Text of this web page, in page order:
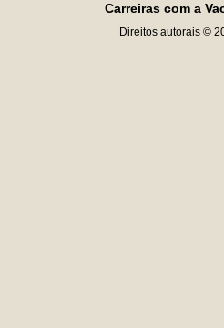
Carreiras com a
Direitos autorais ©